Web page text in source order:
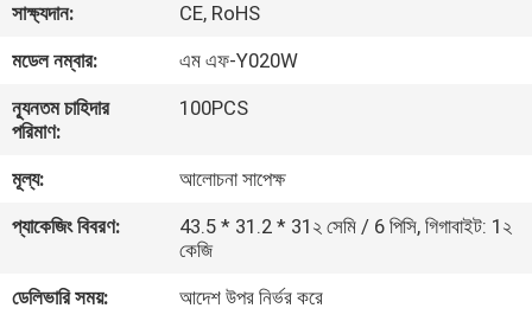
সম্পর্কে
কারখানা
মান
সাক্ষ্যদান:
CE, RoHS
মডেল নম্বার:
এম এফ-Y020W
ন্যূনতম চাহিদার
পরিমাণ:
100PCS
মূল্য:
আলোচনা সাপেক্ষ
প্যাকেজিং বিবরণ:
43.5 * 31.2 * 31২ সেমি / 6 পিসি, গিগাবাইট: 1২
কেজি
ডেলিভারি সময়:
আদেশ উপর নির্ভর করে